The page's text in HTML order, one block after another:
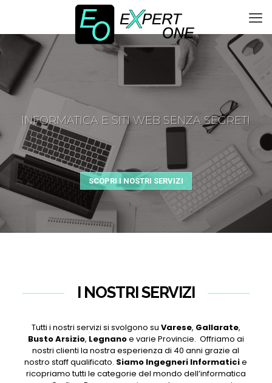
INFORMATICA E SITI WEB SENZA SEGRETI
SCOPRI I NOSTRI SERVIZI
I NOSTRI SERVIZI
Tutti i nostri servizi si svolgono su Varese, Gallarate,
Busto Arsizio, Legnanoe varie Provincie. Offriamo ai
nostri clienti la nostra esperienza di 40 anni grazie al
nostro staff qualificato. Siamo Ingegneri Informaticie
ricopriamo tutti le categorie del mondo dell’informatica